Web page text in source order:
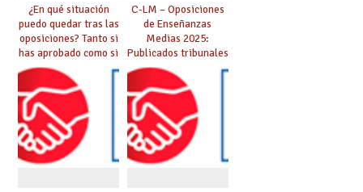
¿En qué situación
puedo quedar tras las
oposiciones? Tanto si
has aprobado como si
te quedas en bolsa,
te lo explicamos todo
aquí
C-LM – Oposiciones
de Enseñanzas
Medias 2025:
Publicados tribunales
y sedes. CONSULTA
AQUÍ TU TRIBUNAL.
Las pruebas se
iniciarán el 21 de
junio.